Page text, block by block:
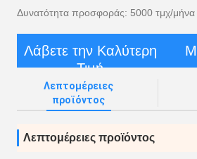
Δυνατότητα προσφοράς: 5000 τμχ/μήνα
Λάβετε την Καλύτερη
Τιμή
Λεπτομέρειες
προϊόντος
Λεπτομέρειες προϊόντος